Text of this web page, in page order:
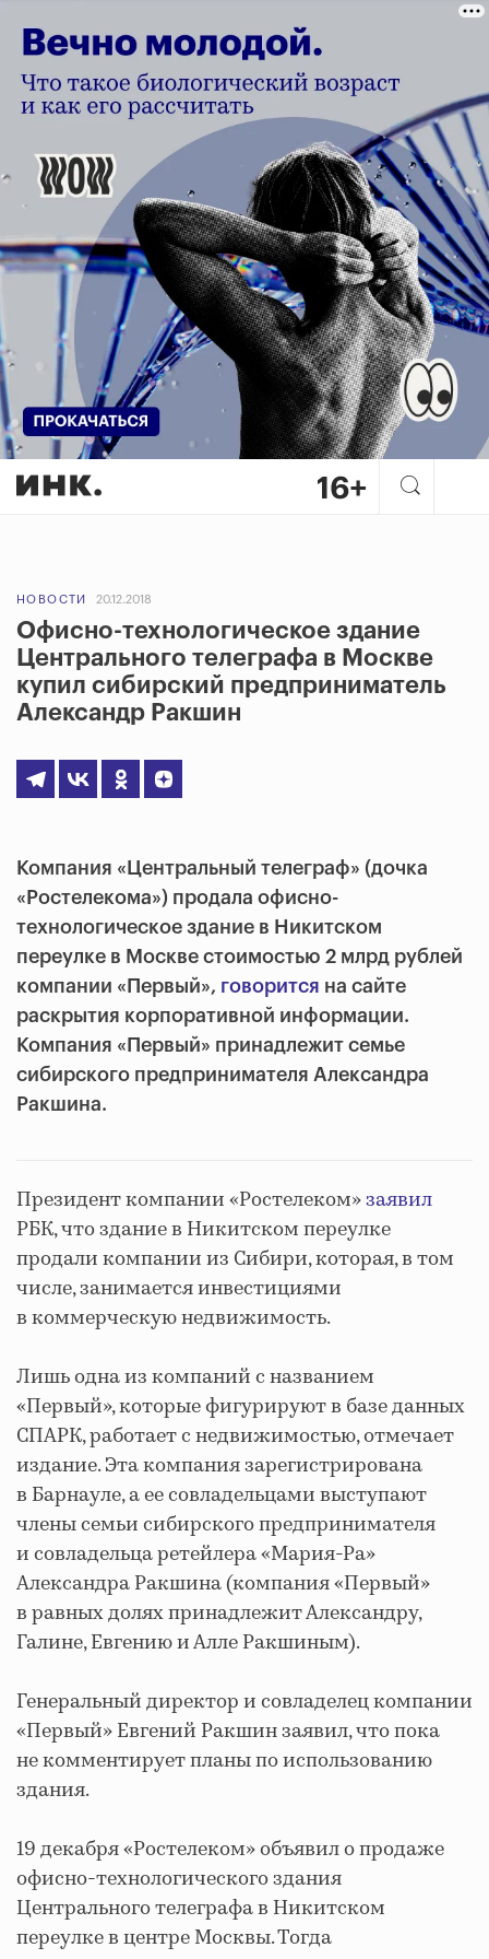
НОВОСТИ 20.12.2018
Офисно-технологическое здание
Центрального телеграфа в Москве
купил сибирский предприниматель
Александр Ракшин
Компания «Центральный телеграф» (дочка
«Ростелекома») продала офисно-
технологическое здание в Никитском
переулке в Москве стоимостью 2 млрд рублей
компании «Первый», говорится на сайте
раскрытия корпоративной информации.
Компания «Первый» принадлежит семье
сибирского предпринимателя Александра
Ракшина.
Президент компании «Ростелеком»заявил
РБК, что здание в Никитском переулке
продали компании из Сибири, которая, в том
числе, занимается инвестициями
в коммерческую недвижимость.
Лишь одна из компаний с названием
«Первый», которые фигурируют в базе данных
СПАРК, работает с недвижимостью, отмечает
издание. Эта компания зарегистрирована
в Барнауле, а ее совладельцами выступают
члены семьи сибирского предпринимателя
и совладельца ретейлера «Мария-Ра»
Александра Ракшина (компания «Первый»
в равных долях принадлежит Александру,
Галине, Евгению и Алле Ракшиным).
Генеральный директор и совладелец компании
«Первый» Евгений Ракшин заявил, что пока
не комментирует планы по использованию
здания.
19 декабря «Ростелеком» объявил о продаже
офисно-технологического здания
Центрального телеграфа в Никитском
переулке в центре Москвы. Тогда